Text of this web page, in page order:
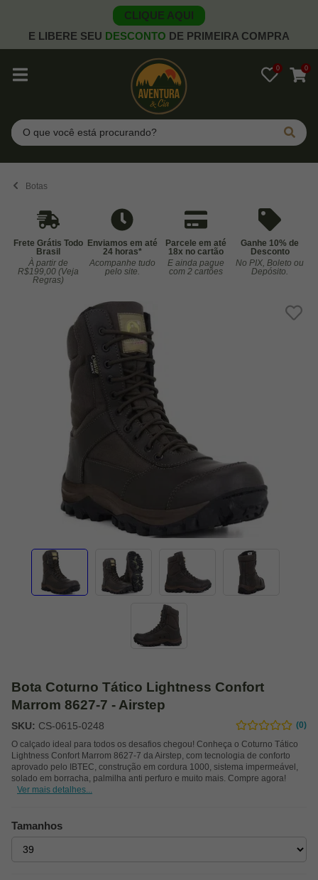
CLIQUE AQUI
E LIBERE SEU DESCONTO DE PRIMEIRA COMPRA
0 0
Pesquisar
Botas
Frete Grátis Todo
Brasil
À partir de
R$199,00 (Veja
Regras)
Enviamos em até
24 horas*
Acompanhe tudo
pelo site.
Parcele em até
18x no cartão
E ainda pague
com 2 cartões
Ganhe 10% de
Desconto
No PIX, Boleto ou
Depósito.
Bota Coturno Tático Lightness Confort
Marrom 8627-7 - Airstep
SKU: CS-0615-0248
(0)
O calçado ideal para todos os desafios chegou! Conheça o Coturno Tático
Lightness Confort Marrom 8627-7 da Airstep, com tecnologia de conforto
aprovado pelo IBTEC, construção em cordura 1000, sistema impermeável,
solado em borracha, palmilha anti perfuro e muito mais. Compre agora!
Ver mais detalhes...
Tamanhos